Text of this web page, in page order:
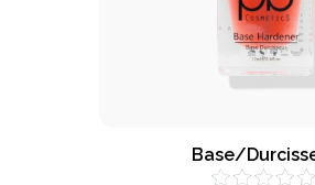
Base/